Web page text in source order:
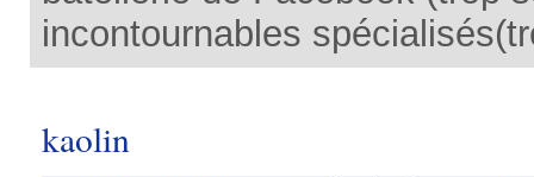
incontournables
kaolin